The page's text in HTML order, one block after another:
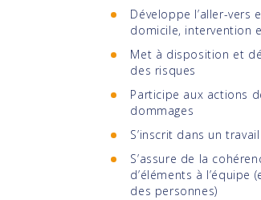
Développe l’aller-
domicile, intervention
Met à disposition et
des risques
Participe aux actions
dommages
S’inscrit dans un
S’assure de la
d’éléments à
des personnes)